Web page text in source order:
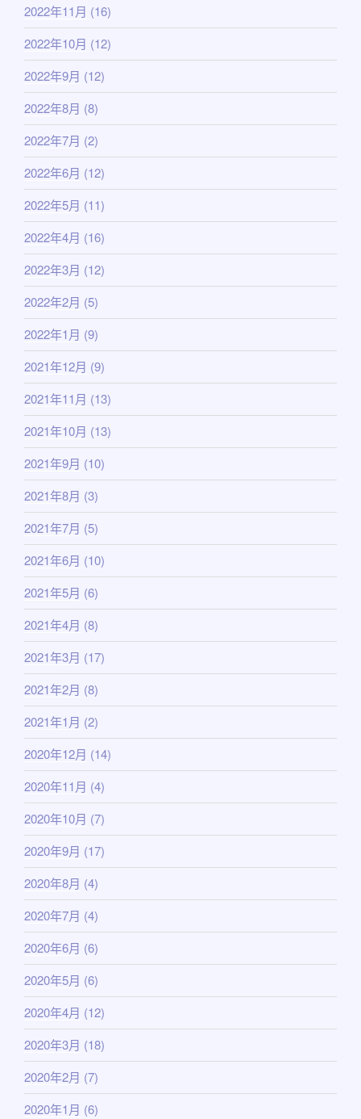
2022年11月 (16)
2022年10月 (12)
2022年9月 (12)
2022年8月 (8)
2022年7月 (2)
2022年6月 (12)
2022年5月 (11)
2022年4月 (16)
2022年3月 (12)
2022年2月 (5)
2022年1月 (9)
2021年12月 (9)
2021年11月 (13)
2021年10月 (13)
2021年9月 (10)
2021年8月 (3)
2021年7月 (5)
2021年6月 (10)
2021年5月 (6)
2021年4月 (8)
2021年3月 (17)
2021年2月 (8)
2021年1月 (2)
2020年12月 (14)
2020年11月 (4)
2020年10月 (7)
2020年9月 (17)
2020年8月 (4)
2020年7月 (4)
2020年6月 (6)
2020年5月 (6)
2020年4月 (12)
2020年3月 (18)
2020年2月 (7)
2020年1月 (6)